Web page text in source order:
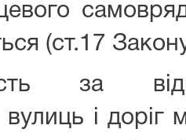
(ст.17
за
і доріг